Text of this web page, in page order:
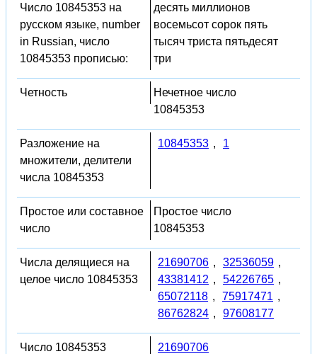
Число 10845353 на
русском языке, number
in Russian, число
10845353 прописью:
десять миллионов
восемьсот сорок пять
тысяч триста пятьдесят
три
Четность
Нечетное число
10845353
Разложение на
множители, делители
числа 10845353
10845353 , 1
Простое или составное
число
Простое число
10845353
Числа делящиеся на
целое число 10845353
21690706 , 32536059 ,
43381412 , 54226765 ,
65072118 , 75917471 ,
86762824 , 97608177
Число 10845353
21690706